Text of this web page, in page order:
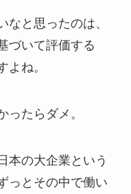
なと思ったのは、
づいて評価する
よね。
ったらダメ。
本の大企業という
っとその中で働い